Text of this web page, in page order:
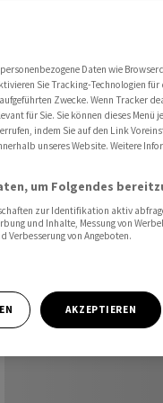
Daten wie
Sie Tracking-Technologien
Zwecke. Wenn Tracker
für Sie. Sie können dieses Menü
indem Sie auf den Link
unseres Website. Weitere
um Folgendes
zur Identifikation aktiv
und Inhalte, Messung von
Verbesserung von Angeboten.
AKZEPTIEREN